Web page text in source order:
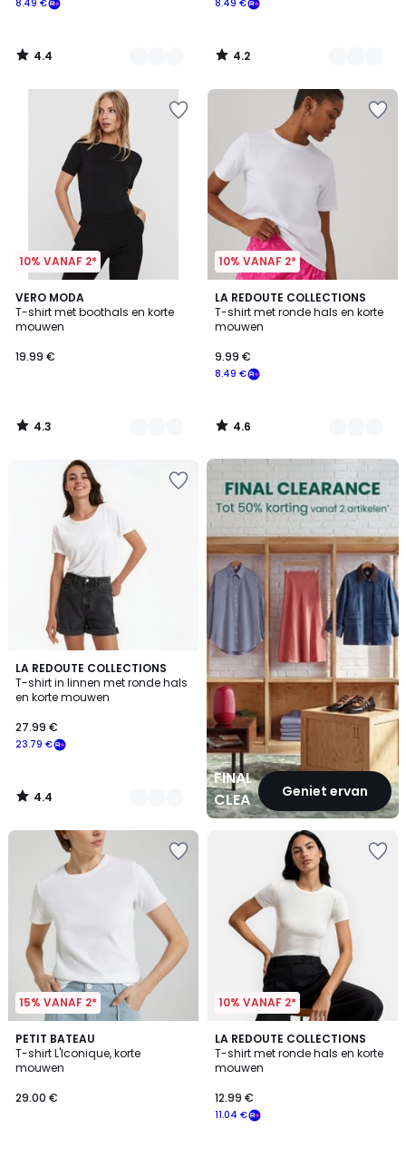
Schrijf
in
voor
daarvan
betalen
8.49 €
4.4
/
8.49 €
4.2
/
10% VANAF 2*
VERO MODA
T-shirt met boothals en korte
mouwen
19.99 €
4.3
/ 5
3
Kleuren
4.3
/
10% VANAF 2*
LA REDOUTE COLLECTIONS
T-shirt met ronde hals en korte
mouwen
8.49 €
9.99 €
4.6
/ 5
4
Kleuren
4.6
/
LA REDOUTE COLLECTIONS
T-shirt in linnen met ronde hals
en korte mouwen
23.79 €
27.99 €
4.4
/ 5
3
Kleuren
4.4
/
FINAL
CLEARANCEGeniet ervan
FINAL
CLEARANCE
15% VANAF 2*
PETIT BATEAU
T-shirt L'Iconique, korte
mouwen
29.00 €
4.9
/ 5
3
Kleuren
10% VANAF 2*
LA REDOUTE COLLECTIONS
T-shirt met ronde hals en korte
mouwen
11.04 €
12.99 €
4.7
/ 5
4
Kleuren